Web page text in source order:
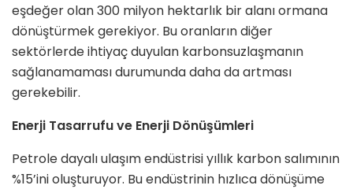
eşdeğer olan 300 milyon hektarlık bir alanı ormana
dönüştürmek gerekiyor. Bu oranların diğer
sektörlerde ihtiyaç duyulan karbonsuzlaşmanın
sağlanamaması durumunda daha da artması
gerekebilir.
Enerji Tasarrufu ve Enerji Dönüşümleri
Petrole dayalı ulaşım endüstrisi yıllık karbon salımının
%15’ini oluşturuyor. Bu endüstrinin hızlıca dönüşüme